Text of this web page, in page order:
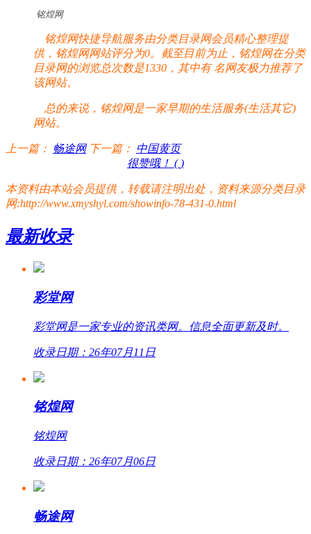
铭煌网
铭煌网快捷导航服务由分类目录网会员精心整理提
供，铭煌网网站评分为0。截至目前为止，铭煌网在分类
目录网的浏览总次数是1330，其中有名网友极力推荐了
该网站。
总的来说，铭煌网是一家早期的生活服务(生活其它)
网站。
上一篇： 畅途网 下一篇： 中国黄页
很赞哦！ ( )
本资料由本站会员提供，转载请注明出处，资料来源分类目录
网:http://www.xmyshyl.com/showinfo-78-431-0.html
最新收录
彩堂网
彩堂网是一家专业的资讯类网。信息全面更新及时。
收录日期：26年07月11日
铭煌网
铭煌网
收录日期：26年07月06日
畅途网